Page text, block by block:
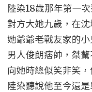
陸染18歲那年第一
對方大她九歲，在
她爺爺老戰友家的
男人俊朗痞帥，桀
向她時總似笑非笑，
陸染聽說他至今還